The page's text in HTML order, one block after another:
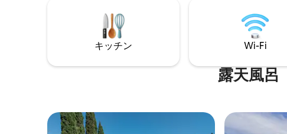
マラガ、マルベーリャに近いです。 FR
Belle maison avec cheminée、piscine、
barbecue en un ancien moulin、entouré
de jardins et accessible par une route
pavée、près de Alhaurin。
います。西向
い景色と忘れ
す。専用プー
らゆるモダン
キッチン Wi-Fi
露天風呂